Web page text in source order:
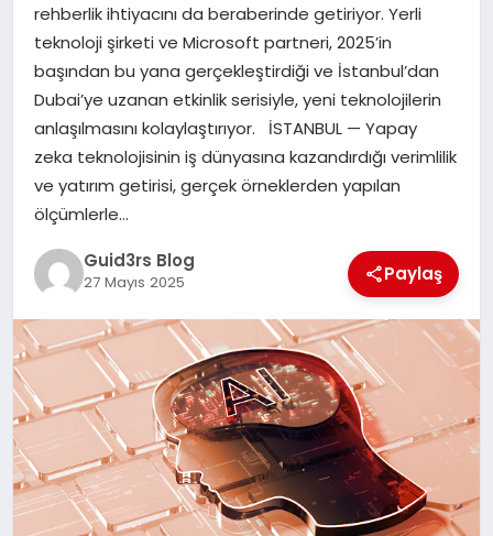
MAGAZIN
EĞITIM
rehberlik ihtiyacını da beraberinde getiriyor. Yerli
teknoloji şirketi ve Microsoft partneri, 2025’in
başından bu yana gerçekleştirdiği ve İstanbul’dan
Dubai’ye uzanan etkinlik serisiyle, yeni teknolojilerin
anlaşılmasını kolaylaştırıyor. İSTANBUL — Yapay
zeka teknolojisinin iş dünyasına kazandırdığı verimlilik
ve yatırım getirisi, gerçek örneklerden yapılan
ölçümlerle…
Guid3rs Blog
27 Mayıs 2025 Paylaş